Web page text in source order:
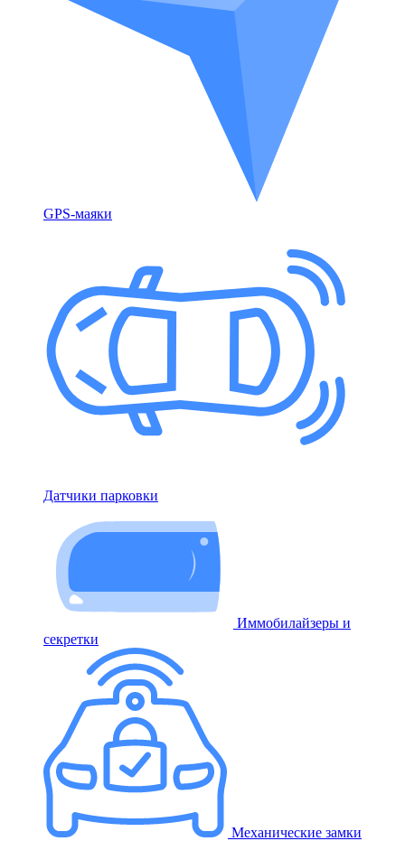
GPS-маяки
Датчики парковки
Иммобилайзеры и
секретки
Механические замки